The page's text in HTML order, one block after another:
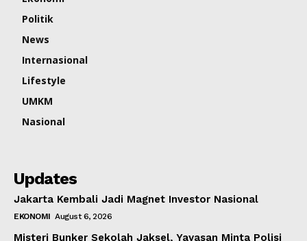
Politik
News
Internasional
Lifestyle
UMKM
Nasional
Updates
Jakarta Kembali Jadi Magnet Investor Nasional
EKONOMI August 6, 2026
Misteri Bunker Sekolah Jaksel, Yayasan Minta Polisi